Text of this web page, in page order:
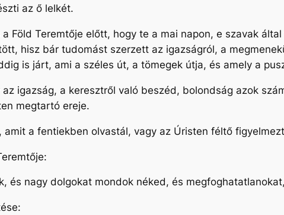
az ő lelkét.
a Föld Teremtője előtt, hogy te a mai napon, e szavak
hisz bár tudomást szerzett az igazságról, a
is járt, ami a széles út, a tömegek útja, és amely a
igazság, a keresztről való beszéd, bolondság azok
megtartó ereje.
amit a fentiekben olvastál, vagy az Úristen féltő
és nagy dolgokat mondok néked, és